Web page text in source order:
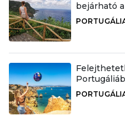
bejárható